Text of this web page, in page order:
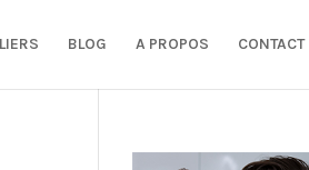
BLOG A PROPOS CONTACT